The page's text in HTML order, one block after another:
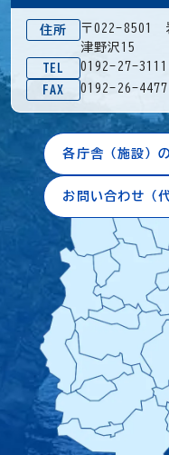
住所
〒022-8501
津野沢15
TEL
0192-27-3111
FAX
0192-26-4477
各庁舎（施設）
お問い合わせ（